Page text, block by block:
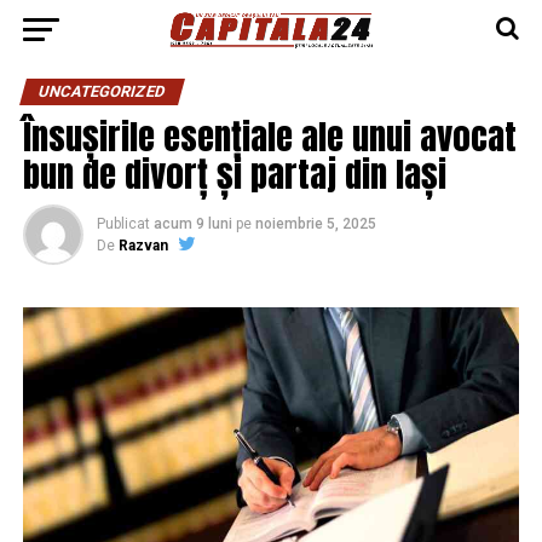
UNCATEGORIZED
Însușirile esențiale ale unui avocat
bun de divorț și partaj din Iași
Publicat acum 9 luni pe noiembrie 5, 2025
De Razvan